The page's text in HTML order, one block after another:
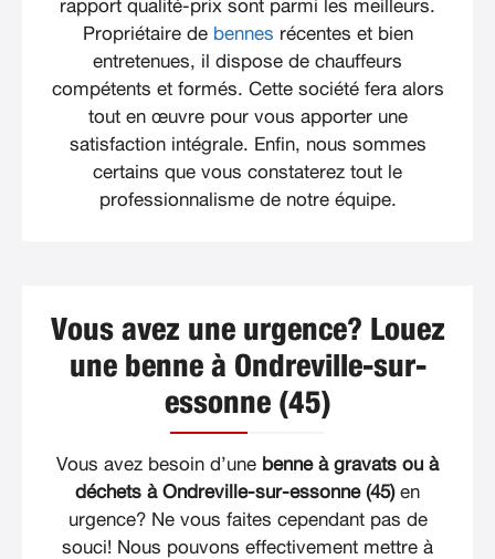
rapport qualité-prix sont parmi les meilleurs.
Propriétaire de bennes récentes et bien
entretenues, il dispose de chauffeurs
compétents et formés. Cette société fera alors
tout en œuvre pour vous apporter une
satisfaction intégrale. Enfin, nous sommes
certains que vous constaterez tout le
professionnalisme de notre équipe.
Vous avez une urgence? Louez
une benne à Ondreville-sur-
essonne (45)
Vous avez besoin d’une benne à gravats ou à
déchets à Ondreville-sur-essonne (45)en
urgence? Ne vous faites cependant pas de
souci! Nous pouvons effectivement mettre à